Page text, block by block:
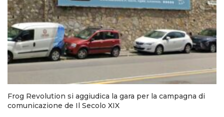
Frog Revolution si aggiudica la gara per la campagna di
comunicazione de Il Secolo XIX